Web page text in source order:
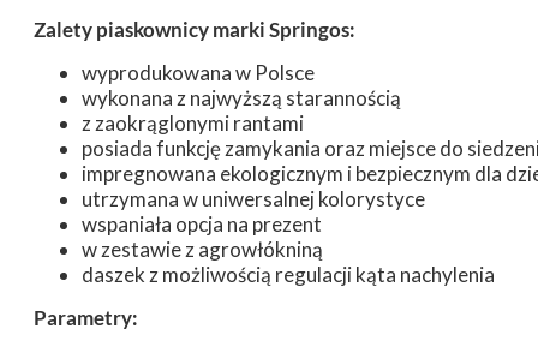
Zalety piaskownicy marki Springos:
wyprodukowana w Polsce
wykonana z najwyższą starannością
z zaokrąglonymi rantami
posiada funkcję zamykania oraz miejsce do
impregnowana ekologicznym i bezpiecznym dla
utrzymana w uniwersalnej kolorystyce
wspaniała opcja na prezent
w zestawie z agrowłókniną
daszek z możliwością regulacji kąta nachylenia
Parametry: